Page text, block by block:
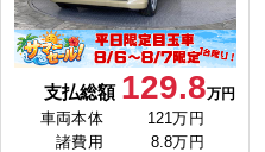
支払総額 129.8万円
車両本体
121万円
諸費用
8.8万円